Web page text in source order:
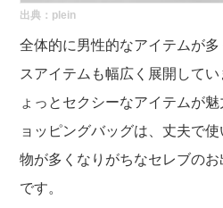
出典： plein
全体的に男性的なアイテムが
スアイテムも幅広く展開して
ょっとセクシーなアイテムが
ョッピングバッグは、丈夫で
物が多くなりがちなセレブの
です。